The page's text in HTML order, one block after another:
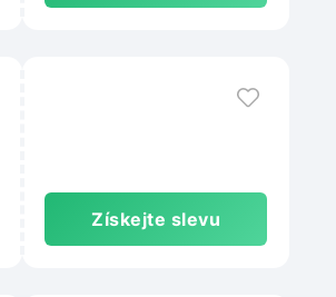
Získejte slevu